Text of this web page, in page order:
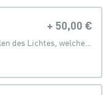
+ 50,00 €
Schützt die Augen vor den belastenden Anteilen des Lichtes, welches von digitalen Geräten abgegeben wird